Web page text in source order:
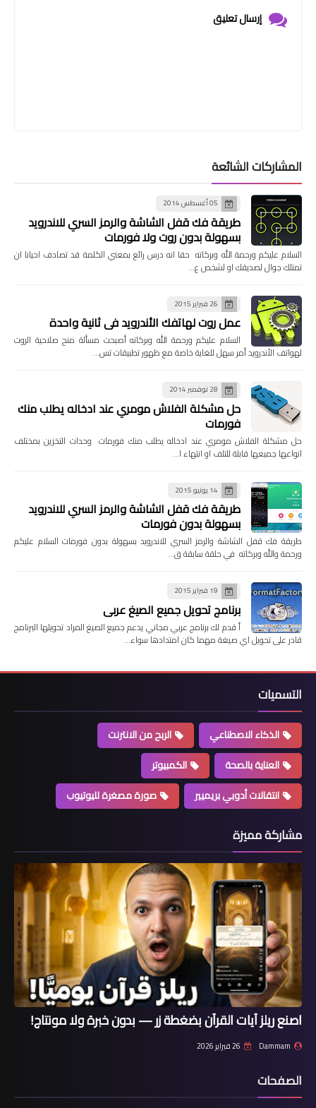
إرسال تعليق
المشاركات الشائعة
05 أغسطس 2014
طريقة فك قفل الشاشة والرمز السري للاندرويد
بسهولة بدون روت ولا فورمات
السلام عليكم ورحمة الله وبركاته حقا انه درس رائع بمعني الكلمة قد تصادف احيانا ان
تمتلك جوال لصديقك او لشخص ع…
26 فبراير 2015
عمل روت لهاتفك الأندرويد في ثانية واحدة
السلام عليكم ورحمة الله وبركاته أصبحت مسألة منح صلاحية الروت
لهواتف الأندرويد أمر سهل للغاية خاصة مع ظهور تطبيقات تس…
28 نوفمبر 2014
حل مشكلة الفلاش مومري عند ادخاله يطلب منك
فورمات
حل مشكلة الفلاش مومري عند ادخاله يطلب منك فورمات وحدات التخزين بمختلف
انواعها جميعها قابلة للتلف او انتهاء ا…
14 يونيو 2015
طريقة فك قفل الشاشة والرمز السري للاندرويد
بسهولة بدون فورمات
طريقة فك قفل الشاشة والرمز السري للاندرويد بسهولة بدون فورمات السلام عليكم
ورحمة والله وبركاته في حلقة سابقة ق…
19 فبراير 2015
برنامج تحويل جميع الصيغ عربي
أ قدم لك برنامج عربي مجاني يدعم جميع الصيغ المراد تحويلها البرنامج
قادر على تحويل اي صيغة مهما كان امتدادها سواء…
التسميات
الذكاء الاصطناعي
الربح من الانترنت
العناية بالصحة
الكمبيوتر
انتقالات أدوبي بريميير
صورة مصغرة لليوتيوب
مشاركة مميزة
اصنع ريلز آيات القرآن بضغطة زر — بدون خبرة ولا مونتاج!
Dammam 26 فبراير 2026
الصفحات